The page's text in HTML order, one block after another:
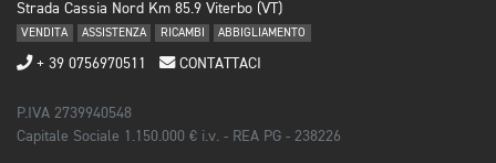
Strada Cassia Nord Km 85.9 Viterbo (VT)
VENDITA ASSISTENZA RICAMBI ABBIGLIAMENTO
+ 39 0756970511 CONTATTACI
P.IVA 2739940548
Capitale Sociale 1.150.000 € i.v. - REA PG - 238226